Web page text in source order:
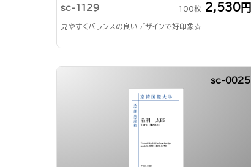
sc-1129 100枚 2,530円
見やすくバランスの良いデザインで好印象☆
sc-0025